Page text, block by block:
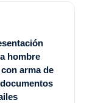
hombre
arma de